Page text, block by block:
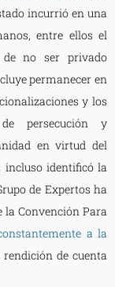
incurrió en una
entre ellos el
no ser privado
permanecer en
y los
persecución y
en virtud del
incluso identificó la
de Expertos ha
la Convención Para
a la
de cuenta